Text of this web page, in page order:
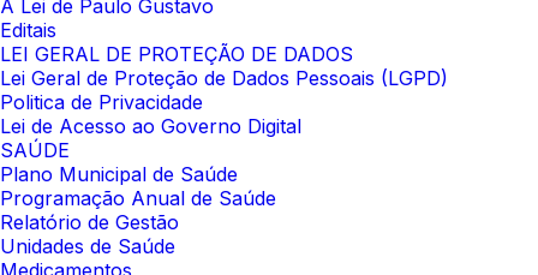
A Lei de Paulo Gustavo
Editais
LEI GERAL DE PROTEÇÃO DE DADOS
Lei Geral de Proteção de Dados Pessoais (LGPD)
Politica de Privacidade
Lei de Acesso ao Governo Digital
SAÚDE
Plano Municipal de Saúde
Programação Anual de Saúde
Relatório de Gestão
Unidades de Saúde
Medicamentos